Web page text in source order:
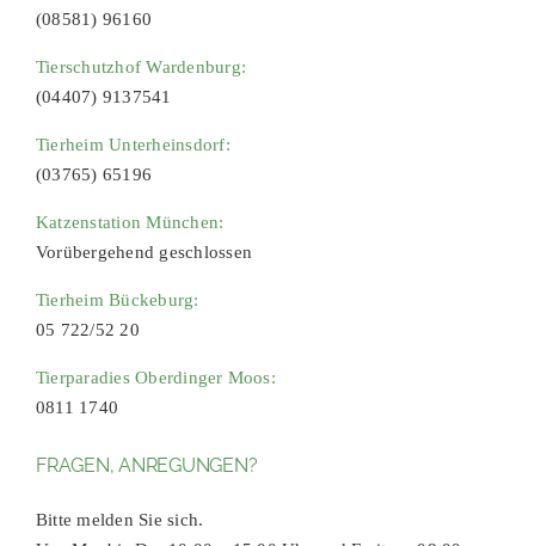
(08581) 96160
Tierschutzhof Wardenburg:
(04407) 9137541
Tierheim Unterheinsdorf:
(03765) 65196
Katzenstation München:
Vorübergehend geschlossen
Tierheim Bückeburg:
05 722/52 20
Tierparadies Oberdinger Moos:
0811 1740
FRAGEN, ANREGUNGEN?
Bitte melden Sie sich.